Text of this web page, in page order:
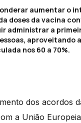
aumentar o
doses da vacina
administrar a
aproveitando
nos 60 a 70%.
dos acordos
a União